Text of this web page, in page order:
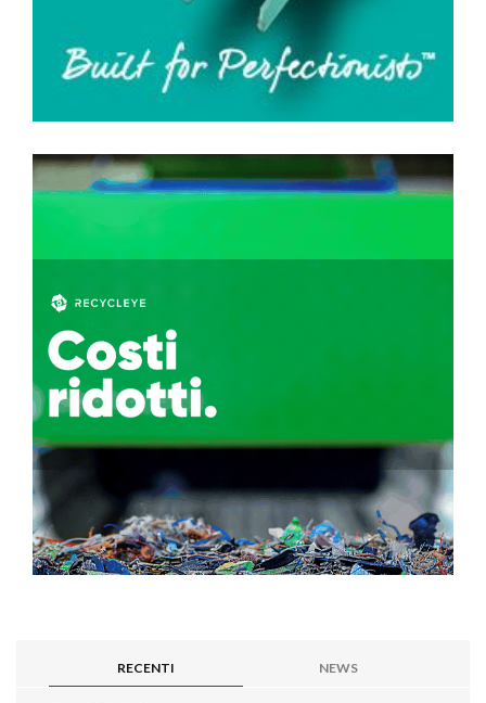
RECENTI NEWS